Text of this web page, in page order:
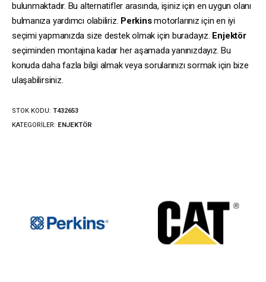
bulunmaktadır. Bu alternatifler arasında, işiniz için en uygun olanı
bulmanıza yardımcı olabiliriz. Perkinsmotorlarınız için en iyi
seçimi yapmanızda size destek olmak için buradayız. Enjektör
seçiminden montajına kadar her aşamada yanınızdayız. Bu
konuda daha fazla bilgi almak veya sorularınızı sormak için bize
ulaşabilirsiniz.
STOK KODU: T432653
KATEGORILER: ENJEKTÖR